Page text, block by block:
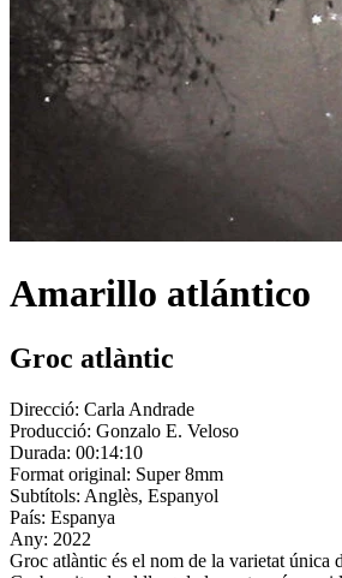
Amarillo atlántico
Groc atlàntic
Direcció: Carla Andrade
Producció: Gonzalo E. Veloso
Durada: 00:14:10
Format original: Super 8mm
Subtítols: Anglès, Espanyol
País: Espanya
Any: 2022
Groc atlàntic és el nom de la varietat única